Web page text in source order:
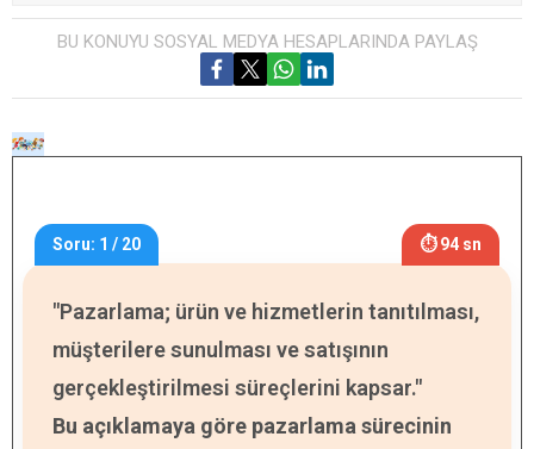
BU KONUYU SOSYAL MEDYA HESAPLARINDA PAYLAŞ
Soru: 1 / 20 ⏱ 94 sn
"Pazarlama; ürün ve hizmetlerin tanıtılması,
müşterilere sunulması ve satışının
gerçekleştirilmesi süreçlerini kapsar."
Bu açıklamaya göre pazarlama sürecinin